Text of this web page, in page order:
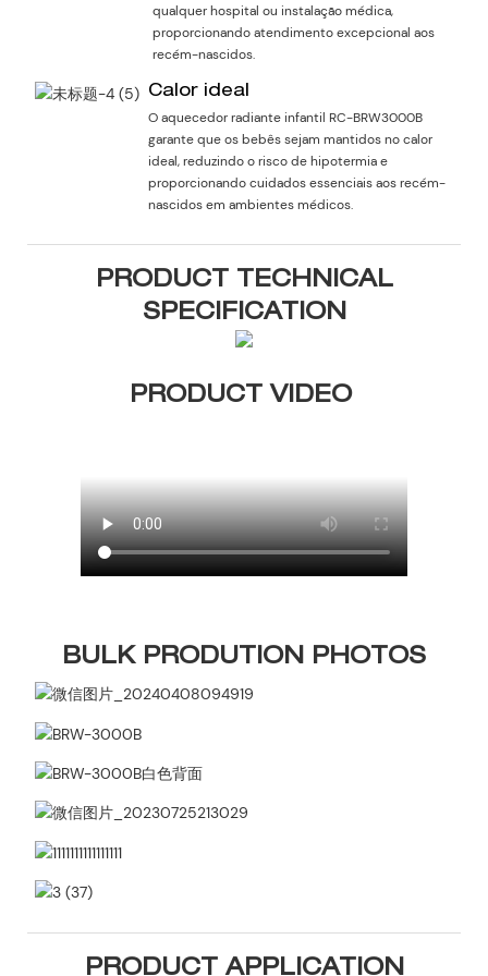
qualquer hospital ou instalação médica,
proporcionando atendimento excepcional aos
recém-nascidos.
Calor ideal
O aquecedor radiante infantil RC-BRW3000B
garante que os bebês sejam mantidos no calor
ideal, reduzindo o risco de hipotermia e
proporcionando cuidados essenciais aos recém-
nascidos em ambientes médicos.
PRODUCT TECHNICAL
SPECIFICATION
PRODUCT VIDEO
BULK PRODUTION PHOTOS
PRODUCT APPLICATION